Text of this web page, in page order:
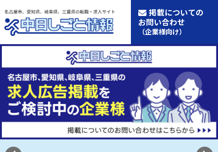
掲載についての
お問い合わせ
（企業様向け）